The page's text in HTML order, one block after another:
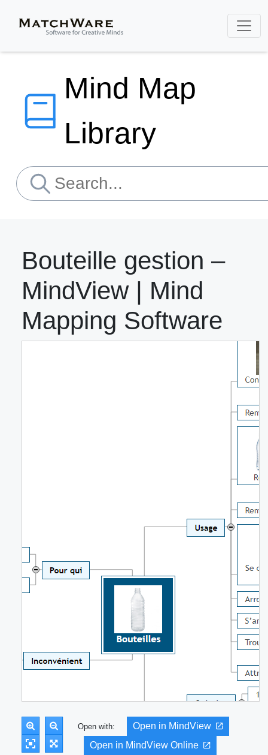
Mind Map
Library
Bouteille gestion –
MindView | Mind
Mapping Software
Open with:
Open in MindView
Open in MindView Online